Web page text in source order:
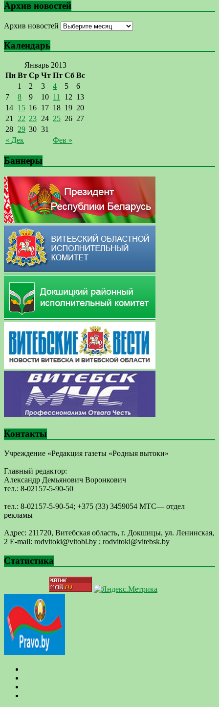
Архив новостей
Архив новостей
Календарь
Январь 2013
Пн Вт Ср Чт Пт Сб Вс
« Дек Фев »
1 2 3 4 5
6
7
8 9 10 11 12 13
14 15 16 17 18 19 20
21 22 23 24 25 26 27
28 29 30 31
Баннеры
Контакты
Учреждение «Редакция газеты «Родныя вытоки»
Главный редактор:
Александр Демьянович Воронкович
тел.: 8-02157-5-90-50
тел.: 8-02157-5-90-54; +375 (33) 3459054 МТС— отдел
рекламы
Адрес: 211720, Витебская область, г. Докшицы, ул. Ленинская,
2 E-mail: ​rodvitoki@​​vitobl​.by ; rodvitoki@vitebsk.by
Статистика